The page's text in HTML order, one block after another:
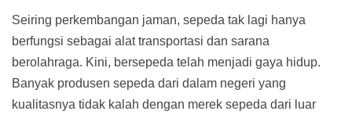
Seiring perkembangan jaman, sepeda tak lagi hanya
berfungsi sebagai alat transportasi dan sarana
berolahraga. Kini, bersepeda telah menjadi gaya hidup.
Banyak produsen sepeda dari dalam negeri yang
kualitasnya tidak kalah dengan merek sepeda dari luar